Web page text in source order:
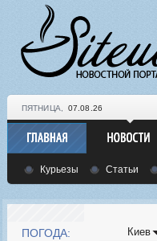
ПЯТНИЦА, 07.08.26
Курьезы Статьи
ПОГОДА: Киев